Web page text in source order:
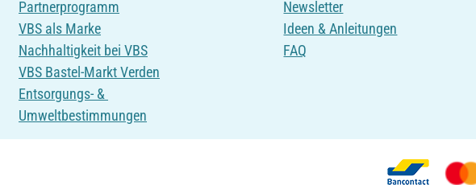
Partnerprogramm
VBS als Marke
Nachhaltigkeit bei VBS
VBS Bastel-Markt Verden
Entsorgungs- &
Umweltbestimmungen
Newsletter
Ideen & Anleitungen
FAQ